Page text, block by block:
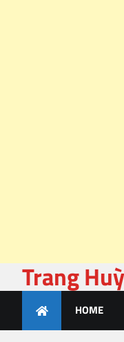
to
Trang
HOME